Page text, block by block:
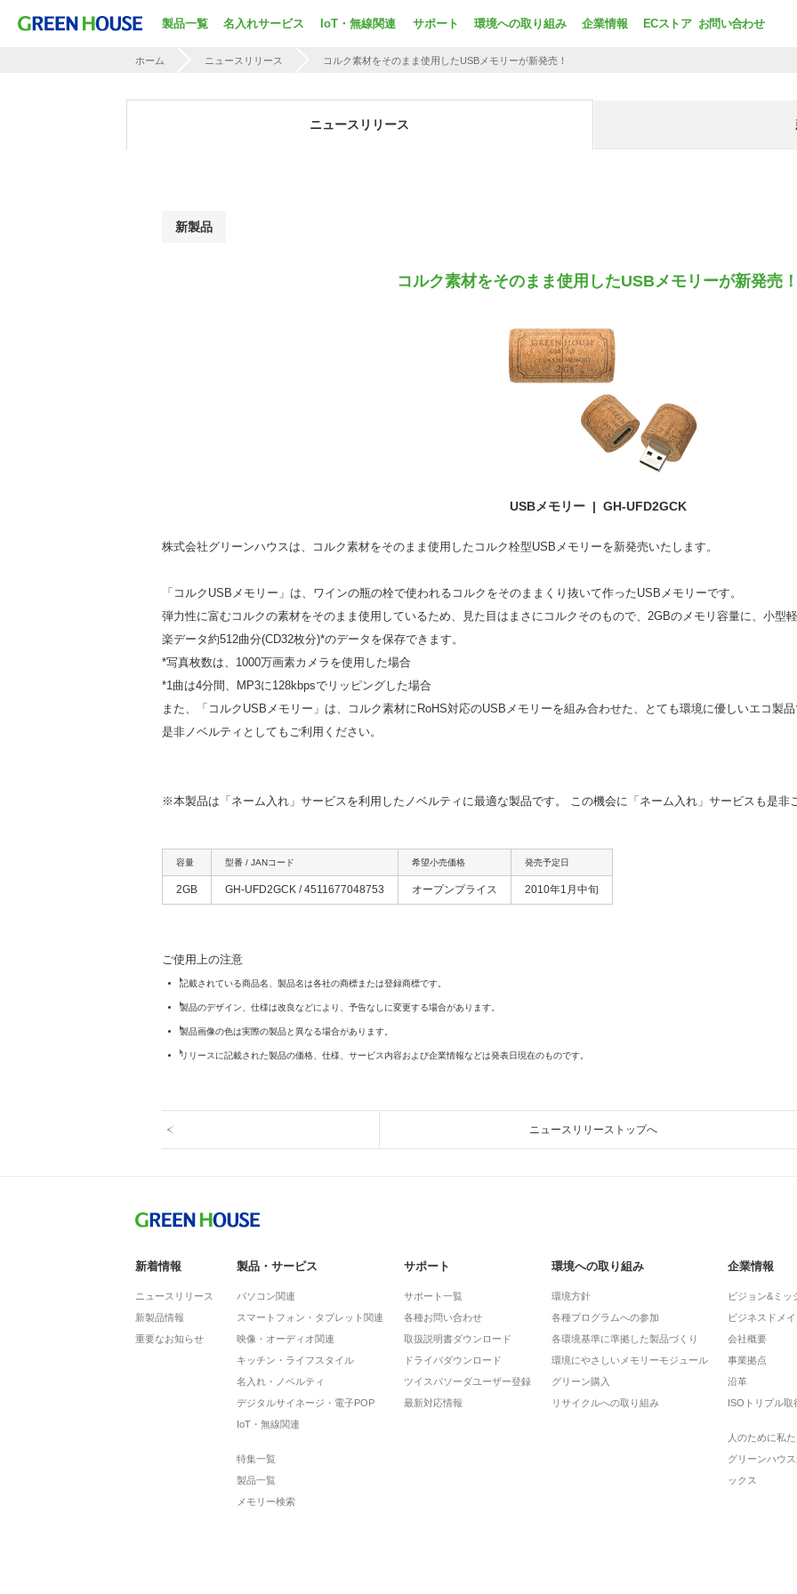
製品一覧 名入れサービス IoT・無線関連 サポート 環境への取り組み 企業情報 ECストア お問い合わせ
ホーム ニュースリリース コルク素材をそのまま使用したUSBメモリーが新発売！
ニュースリリース
新製品
コルク素材をそのまま使用したUSBメモリーが新発売！
USBメモリー | GH-UFD2GCK
株式会社グリーンハウスは、コルク素材をそのまま使用したコルク栓型USBメモリーを新発売いたします。
「コルクUSBメモリー」は、ワインの瓶の栓で使われるコルクをそのままくり抜いて作ったUSBメモリーです。
弾力性に富むコルクの素材をそのまま使用しているため、見た目はまさにコルクそのもので、2GBのメモリ容量に、小型
楽データ約512曲分(CD32枚分)*のデータを保存できます。
*写真枚数は、1000万画素カメラを使用した場合
*1曲は4分間、MP3に128kbpsでリッピングした場合
また、「コルクUSBメモリー」は、コルク素材にRoHS対応のUSBメモリーを組み合わせた、とても環境に優しいエコ製品
是非ノベルティとしてもご利用ください。
※本製品は「ネーム入れ」サービスを利用したノベルティに最適な製品です。 この機会に「ネーム入れ」サービスも是非
容量 型番 / JANコード 希望小売価格 発売予定日
2GB GH-UFD2GCK / 4511677048753 オープンプライス 2010年1月中旬
ご使用上の注意
記載されている商品名、製品名は各社の商標または登録商標です。
製品のデザイン、仕様は改良などにより、予告なしに変更する場合があります。
製品画像の色は実際の製品と異なる場合があります。
リリースに記載された製品の価格、仕様、サービス内容および企業情報などは発表日現在のものです。
ニュースリリーストップへ
新着情報
ニュースリリース
新製品情報
重要なお知らせ
製品・サービス
パソコン関連
スマートフォン・タブレット関連
映像・オーディオ関連
キッチン・ライフスタイル
名入れ・ノベルティ
デジタルサイネージ・電子POP
IoT・無線関連
特集一覧
製品一覧
メモリー検索
サポート
サポート一覧
各種お問い合わせ
取扱説明書ダウンロード
ドライバダウンロード
ツイスパソーダユーザー登録
最新対応情報
環境への取り組み
環境方針
各種プログラムへの参加
各環境基準に準拠した製品づくり
環境にやさしいメモリーモジュール
グリーン購入
リサイクルへの取り組み
企業情報
ビジョン&ミッ
ビジネスドメ
会社概要
事業拠点
沿革
ISOトリプル取
人のために私
グリーンハウ
ックス